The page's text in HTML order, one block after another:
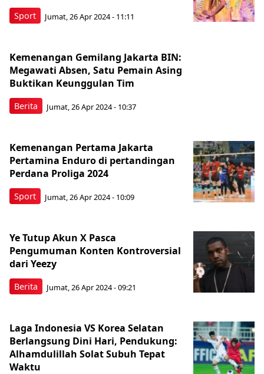
Sport Jumat, 26 Apr 2024 - 11:11
Berita
Kemenangan Gemilang Jakarta BIN:
Megawati Absen, Satu Pemain Asing
Buktikan Keunggulan Tim
Jumat, 26 Apr 2024 - 10:37
Sport
Kemenangan Pertama Jakarta
Pertamina Enduro di pertandingan
Perdana Proliga 2024
Jumat, 26 Apr 2024 - 10:09
Berita
Ye Tutup Akun X Pasca
Pengumuman Konten Kontroversial
dari Yeezy
Jumat, 26 Apr 2024 - 09:21
Laga Indonesia VS Korea Selatan
Berlangsung Dini Hari, Pendukung:
Alhamdulillah Solat Subuh Tepat
Waktu